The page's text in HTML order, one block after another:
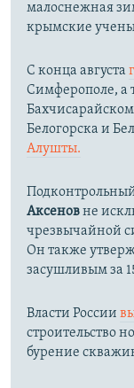
малоснежная
крымские
С конца августа
Симферополе, а
Белогорска и
Алушты.
Аксеновне
чрезвычайной
Он также
засушливым за
Власти России
строительство
бурение